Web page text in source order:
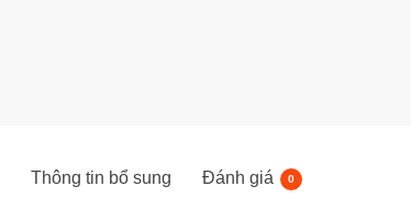
Thông tin bổ sung Đánh giá 0